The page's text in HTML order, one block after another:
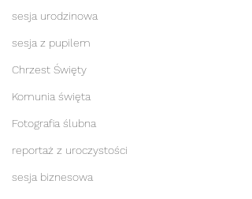
sesja urodzinowa
sesja z pupilem
Chrzest Święty
Komunia święta
Fotografia ślubna
reportaż z uroczystości
sesja biznesowa